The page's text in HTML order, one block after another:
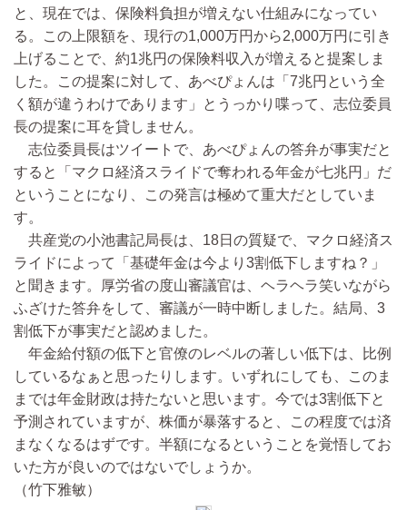
と、現在では、保険料負担が増えない仕組みになってい
る。この上限額を、現行の1,000万円から2,000万円に引き
上げることで、約1兆円の保険料収入が増えると提案しま
した。この提案に対して、あべぴょんは「7兆円という全
く額が違うわけであります」とうっかり喋って、志位委員
長の提案に耳を貸しません。
志位委員長はツイートで、あべぴょんの答弁が事実だと
すると「マクロ経済スライドで奪われる年金が七兆円」だ
ということになり、この発言は極めて重大だとしていま
す。
共産党の小池書記局長は、18日の質疑で、マクロ経済ス
ライドによって「基礎年金は今より3割低下しますね？」
と聞きます。厚労省の度山審議官は、ヘラヘラ笑いながら
ふざけた答弁をして、審議が一時中断しました。結局、3
割低下が事実だと認めました。
年金給付額の低下と官僚のレベルの著しい低下は、比例
しているなぁと思ったりします。いずれにしても、このま
までは年金財政は持たないと思います。今では3割低下と
予測されていますが、株価が暴落すると、この程度では済
まなくなるはずです。半額になるということを覚悟してお
いた方が良いのではないでしょうか。
（竹下雅敏）